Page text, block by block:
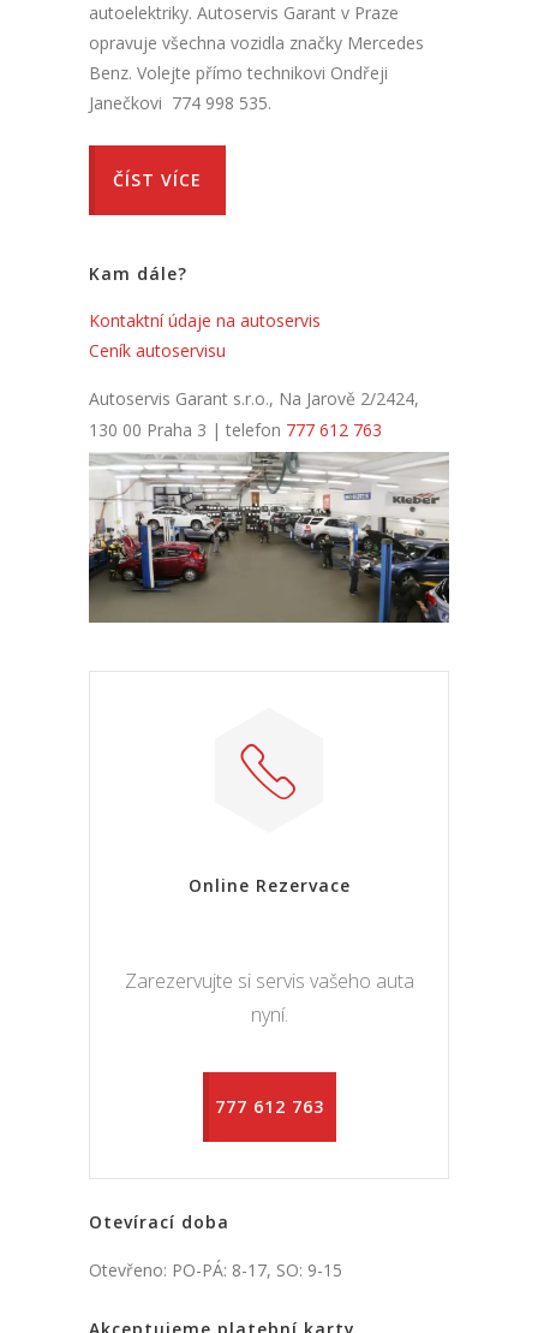
autoelektriky. Autoservis Garant v Praze
opravuje všechna vozidla značky Mercedes
Benz. Volejte přímo technikovi Ondřeji
Janečkovi 774 998 535.
ČÍST VÍCE
Kam dále?
Kontaktní údaje na autoservis
Ceník autoservisu
Autoservis Garant s.r.o., Na Jarově 2/2424,
130 00 Praha 3 | telefon 777 612 763
Online Rezervace
Zarezervujte si servis vašeho auta
nyní.
777 612 763
Otevírací doba
Otevřeno: PO-PÁ: 8-17, SO: 9-15